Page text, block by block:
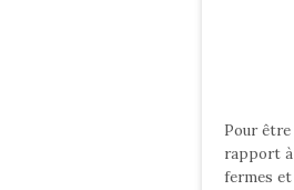
Pour être
rapport à
fermes